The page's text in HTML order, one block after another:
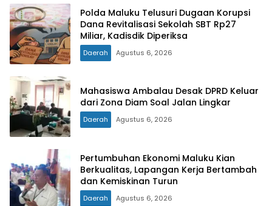
Polda Maluku Telusuri Dugaan Korupsi
Dana Revitalisasi Sekolah SBT Rp27
Miliar, Kadisdik Diperiksa
Daerah Agustus 6, 2026
Mahasiswa Ambalau Desak DPRD Keluar
dari Zona Diam Soal Jalan Lingkar
Daerah Agustus 6, 2026
Pertumbuhan Ekonomi Maluku Kian
Berkualitas, Lapangan Kerja Bertambah
dan Kemiskinan Turun
Daerah Agustus 6, 2026